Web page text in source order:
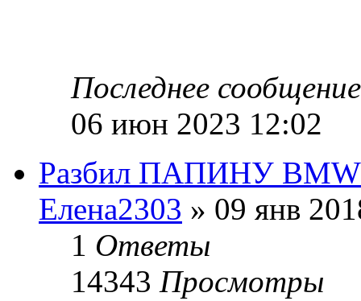
Последнее
06 июн 2023 12:02
Разбил ПАПИНУ
Елена2303 » 09 янв
1 Ответы
14343 Просмотры